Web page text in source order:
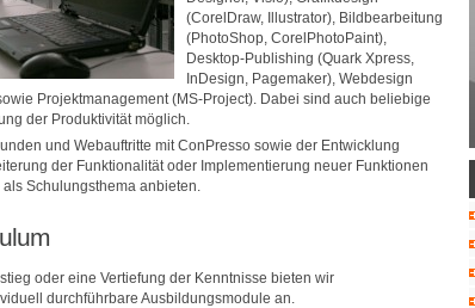
(CorelDraw, Illustrator), Bildbearbeitung
(PhotoShop, CorelPhotoPaint),
Desktop-Publishing (Quark Xpress,
InDesign, Pagemaker), Webdesign
Projektmanagement (MS-Project). Dabei sind auch beliebige
der Produktivität möglich.
und Webauftritte mit ConPresso sowie der Entwicklung
der Funktionalität oder Implementierung neuer Funktionen
Schulungsthema anbieten.
oder eine Vertiefung der Kenntnisse bieten wir
durchführbare Ausbildungsmodule an.